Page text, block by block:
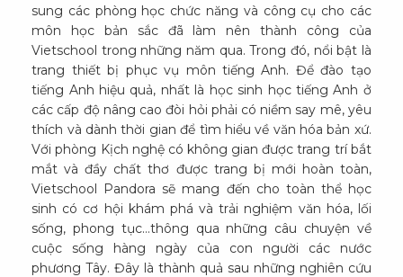
sung các phòng học chức năng và công cụ cho các
môn học bản sắc đã làm nên thành công của
Vietschool trong những năm qua. Trong đó, nổi bật là
trang thiết bị phục vụ môn tiếng Anh. Để đào tạo
tiếng Anh hiệu quả, nhất là học sinh học tiếng Anh ở
các cấp độ nâng cao đòi hỏi phải có niềm say mê, yêu
thích và dành thời gian để tìm hiểu về văn hóa bản xứ.
Với phòng Kịch nghệ có không gian được trang trí bắt
mắt và đầy chất thơ được trang bị mới hoàn toàn,
Vietschool Pandora sẽ mang đến cho toàn thể học
sinh có cơ hội khám phá và trải nghiệm văn hóa, lối
sống, phong tục…thông qua những câu chuyện về
cuộc sống hàng ngày của con người các nước
phương Tây. Đây là thành quả sau những nghiên cứu